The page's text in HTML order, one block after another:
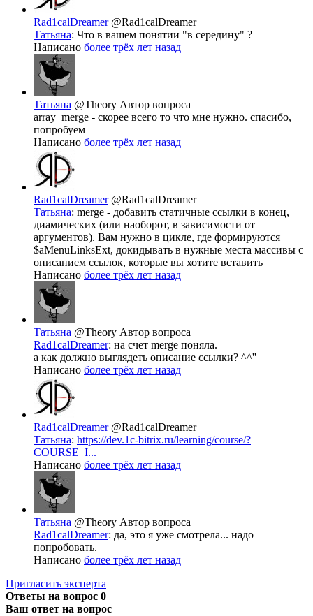
Rad1calDreamer @Rad1calDreamer
Татьяна: Что в вашем понятии "в середину" ?
Написано более трёх лет назад
Татьяна @Theory Автор вопроса
array_merge - cкорее всего то что мне нужно. спасибо,
попробуем
Написано более трёх лет назад
Rad1calDreamer @Rad1calDreamer
Татьяна: merge - добавить статичные ссылки в конец,
диамических (или наоборот, в зависимости от
аргументов). Вам нужно в цикле, где формируются
$aMenuLinksExt, докидывать в нужные места массивы с
описанием ссылок, которые вы хотите вставить
Написано более трёх лет назад
Татьяна @Theory Автор вопроса
Rad1calDreamer: на счет merge поняла.
а как должно выглядеть описание ссылки? ^^''
Написано более трёх лет назад
Rad1calDreamer @Rad1calDreamer
Татьяна: https://dev.1c-bitrix.ru/learning/course/?
COURSE_I...
Написано более трёх лет назад
Татьяна @Theory Автор вопроса
Rad1calDreamer: да, это я уже смотрела... надо
попробовать.
Написано более трёх лет назад
Пригласить эксперта
Ответы на вопрос 0
Ваш ответ на вопрос